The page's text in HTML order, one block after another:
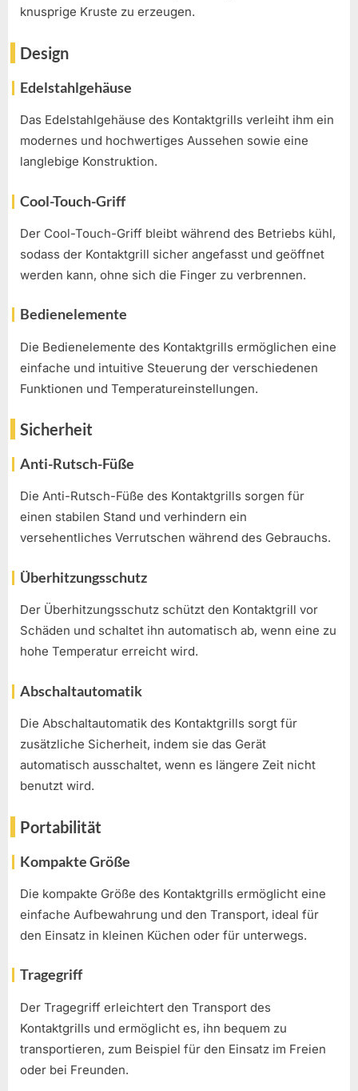
knusprige Kruste zu erzeugen.
Design
Edelstahlgehäuse
Das Edelstahlgehäuse des Kontaktgrills verleiht ihm ein
modernes und hochwertiges Aussehen sowie eine
langlebige Konstruktion.
Cool-Touch-Griff
Der Cool-Touch-Griff bleibt während des Betriebs kühl,
sodass der Kontaktgrill sicher angefasst und geöffnet
werden kann, ohne sich die Finger zu verbrennen.
Bedienelemente
Die Bedienelemente des Kontaktgrills ermöglichen eine
einfache und intuitive Steuerung der verschiedenen
Funktionen und Temperatureinstellungen.
Sicherheit
Anti-Rutsch-Füße
Die Anti-Rutsch-Füße des Kontaktgrills sorgen für
einen stabilen Stand und verhindern ein
versehentliches Verrutschen während des Gebrauchs.
Überhitzungsschutz
Der Überhitzungsschutz schützt den Kontaktgrill vor
Schäden und schaltet ihn automatisch ab, wenn eine zu
hohe Temperatur erreicht wird.
Abschaltautomatik
Die Abschaltautomatik des Kontaktgrills sorgt für
zusätzliche Sicherheit, indem sie das Gerät
automatisch ausschaltet, wenn es längere Zeit nicht
benutzt wird.
Portabilität
Kompakte Größe
Die kompakte Größe des Kontaktgrills ermöglicht eine
einfache Aufbewahrung und den Transport, ideal für
den Einsatz in kleinen Küchen oder für unterwegs.
Tragegriff
Der Tragegriff erleichtert den Transport des
Kontaktgrills und ermöglicht es, ihn bequem zu
transportieren, zum Beispiel für den Einsatz im Freien
oder bei Freunden.